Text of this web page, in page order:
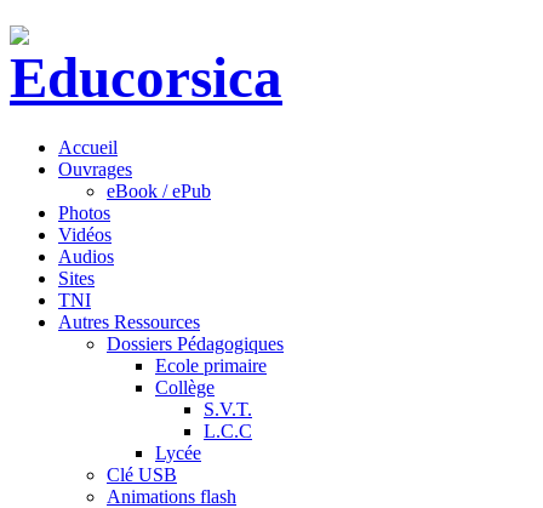
Accueil
Ouvrages
eBook / ePub
Photos
Vidéos
Audios
Sites
TNI
Autres Ressources
Dossiers Pédagogiques
Ecole primaire
Collège
S.V.T.
L.C.C
Lycée
Clé USB
Animations flash